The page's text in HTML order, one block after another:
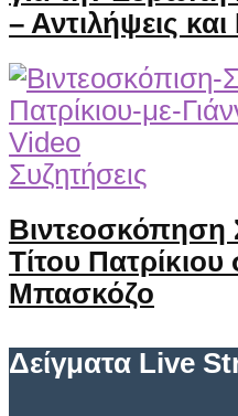
– Αντιλήψεις
Video
Συζητήσεις
Βιντεοσκόπηση
Τίτου Πατρίκιου
Μπασκόζο
Δείγματα Live